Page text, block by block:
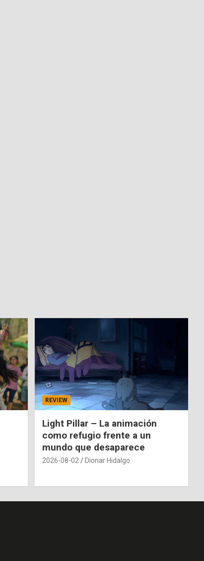
REVIEW
Light Pillar – La animación
como refugio frente a un
mundo que desaparece
2026-08-02 Dionar Hidalgo